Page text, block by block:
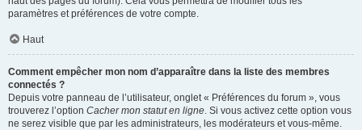
paramètres et préférences de votre compte.
Haut
Comment empêcher mon nom d’apparaître dans la liste des membres
connectés ?
Depuis votre panneau de l’utilisateur, onglet « Préférences du forum », vous
trouverez l’option Cacher mon statut en ligne. Si vous activez cette option vous
ne serez visible que par les administrateurs, les modérateurs et vous-même.